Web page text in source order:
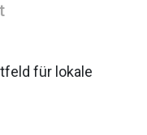
für lokale